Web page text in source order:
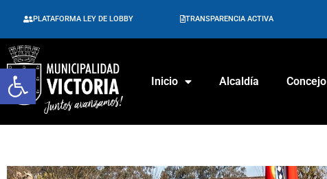
Abrir barra de herramientas
PLATAFORMA LEY DE LOBBY TRANSPARENCIA ACTIVA
Inicio Alcaldía Concejo